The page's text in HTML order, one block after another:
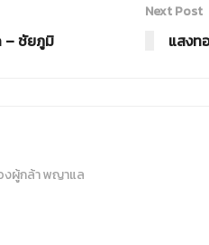
– ชัยภูมิ
Next Post
แสงท
งผู้กล้า พญาแล